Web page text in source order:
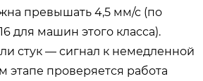
превышать 4,5 мм/с (по
для машин этого класса).
стук — сигнал к немедленной
этапе проверяется работа